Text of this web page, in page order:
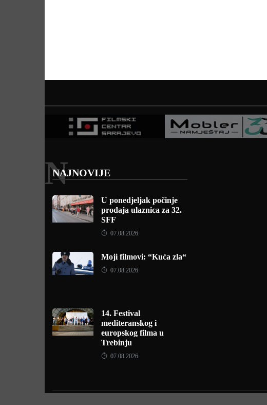
NAJNOVIJE
N
U ponedjeljak počinje
prodaja ulaznica za 32.
SFF
07.08.2026.
Moji filmovi: “Kuća zla“
07.08.2026.
14. Festival
mediteranskog i
europskog filma u
Trebinju
07.08.2026.